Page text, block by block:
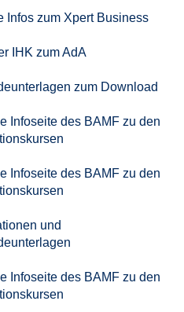
Infos zum Xpert Business
IHK zum AdA
zum Download
Infoseite des BAMF zu den
Infoseite des BAMF zu den
und
Infoseite des BAMF zu den